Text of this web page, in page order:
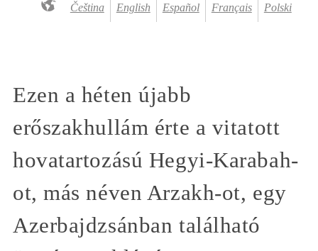
Čeština English Español Français Polski
Ezen a héten újabb
erőszakhullám érte a vitatott
hovatartozású Hegyi-Karabah-
ot, más néven Arzakh-ot, egy
Azerbajdzsánban található